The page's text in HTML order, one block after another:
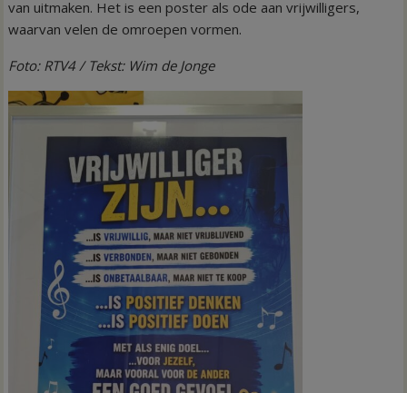
van uitmaken. Het is een poster als ode aan vrijwilligers,
waarvan velen de omroepen vormen.
Foto: RTV4 / Tekst: Wim de Jonge